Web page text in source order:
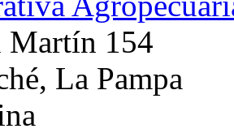
Martín 154
La Pampa